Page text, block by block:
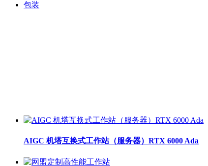
包装
AIGC 机塔互换式工作站（服务器）RTX 6000 Ada